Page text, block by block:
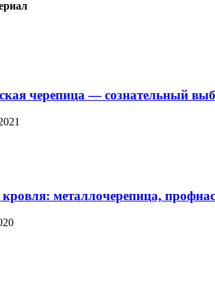
черепица — сознательный
металлочерепица,